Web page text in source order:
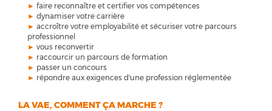
► faire reconnaître et certifier vos compétences
► dynamiser votre carrière
► accroître votre employabilité et sécuriser votre parcours
professionnel
► vous reconvertir
► raccourcir un parcours de formation
► passer un concours
► répondre aux exigences d'une profession réglementée
LA VAE, COMMENT ÇA MARCHE ?